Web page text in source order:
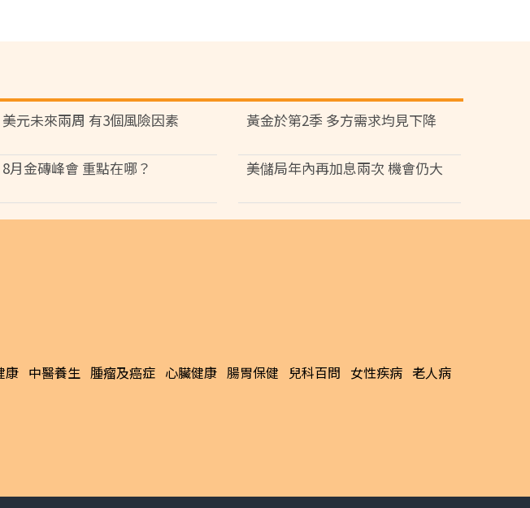
美元未來兩周 有3個風險因素 黃金於第2季 多方需求均見下降
8月金磚峰會 重點在哪？ 美儲局年內再加息兩次 機會仍大
康 中醫養生 腫瘤及癌症 心臟健康 腸胃保健 兒科百問 女性疾病 老人病